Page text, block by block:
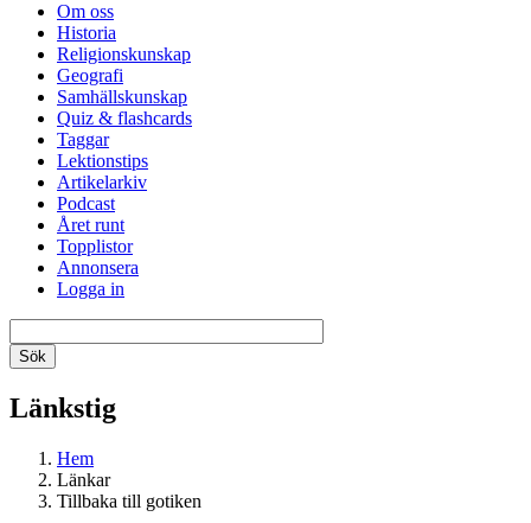
Om oss
Historia
Religionskunskap
Geografi
Samhällskunskap
Quiz & flashcards
Taggar
Lektionstips
Artikelarkiv
Podcast
Året runt
Topplistor
Annonsera
Logga in
Länkstig
Hem
Länkar
Tillbaka till gotiken